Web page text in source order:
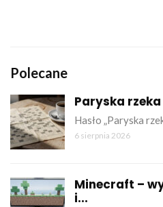
Polecane
Paryska
Hasło „Paryska
6 sierpnia 2026
Minecraft –
i...